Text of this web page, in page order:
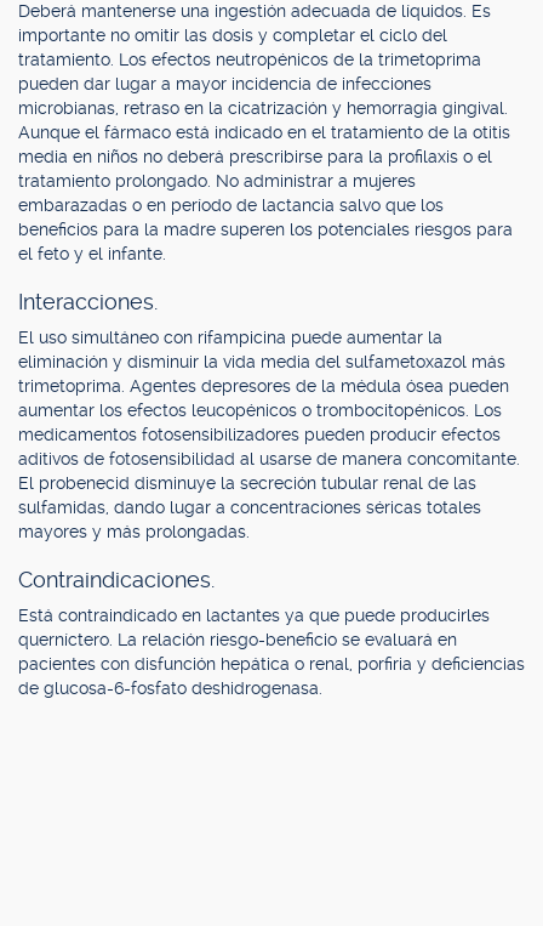
Deberá mantenerse una ingestión adecuada de líquidos. Es
importante no omitir las dosis y completar el ciclo del
tratamiento. Los efectos neutropénicos de la trimetoprima
pueden dar lugar a mayor incidencia de infecciones
microbianas, retraso en la cicatrización y hemorragia gingival.
Aunque el fármaco está indicado en el tratamiento de la otitis
media en niños no deberá prescribirse para la profilaxis o el
tratamiento prolongado. No administrar a mujeres
embarazadas o en período de lactancia salvo que los
beneficios para la madre superen los potenciales riesgos para
el feto y el infante.
Interacciones.
El uso simultáneo con rifampicina puede aumentar la
eliminación y disminuir la vida media del sulfametoxazol más
trimetoprima. Agentes depresores de la médula ósea pueden
aumentar los efectos leucopénicos o trombocitopénicos. Los
medicamentos fotosensibilizadores pueden producir efectos
aditivos de fotosensibilidad al usarse de manera concomitante.
El probenecid disminuye la secreción tubular renal de las
sulfamidas, dando lugar a concentraciones séricas totales
mayores y más prolongadas.
Contraindicaciones.
Está contraindicado en lactantes ya que puede producirles
querníctero. La relación riesgo-beneficio se evaluará en
pacientes con disfunción hepática o renal, porfiria y deficiencias
de glucosa-6-fosfato deshidrogenasa.